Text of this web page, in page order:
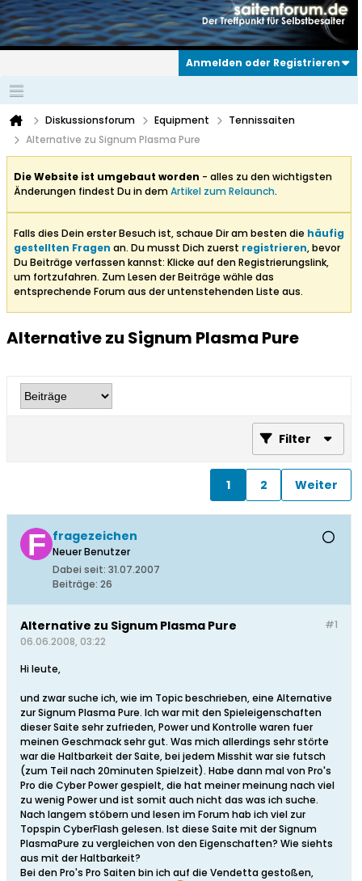
Anmelden oder Registrieren
Diskussionsforum Equipment
Tennissaiten
Alternative zu Signum Plasma Pure
Die Website ist umgebaut worden - alles zu den wichtigsten
Änderungen findest Du in demArtikel zum Relaunch.
Falls dies Dein erster Besuch ist, schaue Dir am besten die häufig
gestellten Fragen an. Du musst Dich zuerst registrieren, bevor
Du Beiträge verfassen kannst: Klicke auf den Registrierungslink,
um fortzufahren. Zum Lesen der Beiträge wähle das
entsprechende Forum aus der untenstehenden Liste aus.
Alternative zu Signum Plasma Pure
Filter
1 2 Weiter
fragezeichen
Neuer Benutzer
Dabei seit: 31.07.2007
Beiträge: 26
#1
Alternative zu Signum Plasma Pure
06.06.2008, 03:22
Hi leute,
und zwar suche ich, wie im Topic beschrieben, eine Alternative
zur Signum Plasma Pure. Ich war mit den Spieleigenschaften
dieser Saite sehr zufrieden, Power und Kontrolle waren fuer
meinen Geschmack sehr gut. Was mich allerdings sehr störte
war die Haltbarkeit der Saite, bei jedem Misshit war sie futsch
(zum Teil nach 20minuten Spielzeit). Habe dann mal von Pro's
Pro die Cyber Power gespielt, die hat meiner meinung nach viel
zu wenig Power und ist somit auch nicht das was ich suche.
Nach langem stöbern und lesen im Forum hab ich viel zur
Topspin CyberFlash gelesen. Ist diese Saite mit der Signum
PlasmaPure zu vergleichen von den Eigenschaften? Wie siehts
aus mit der Haltbarkeit?
Bei den Pro's Pro Saiten bin ich auf die Vendetta gestoßen,